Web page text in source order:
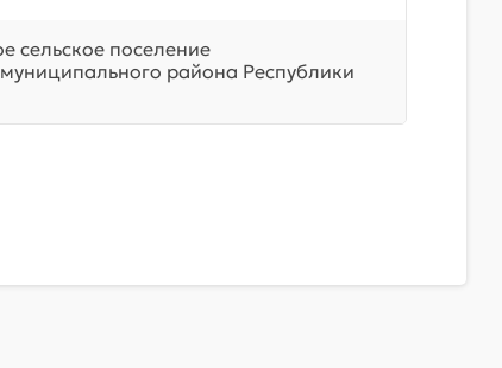
сельское поселение
района Республики